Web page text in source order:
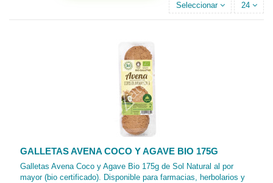
Seleccionar 24
GALLETAS AVENA COCO Y AGAVE BIO 175G
Galletas Avena Coco y Agave Bio 175g de Sol Natural al por
mayor (bio certificado). Disponible para farmacias, herbolarios y